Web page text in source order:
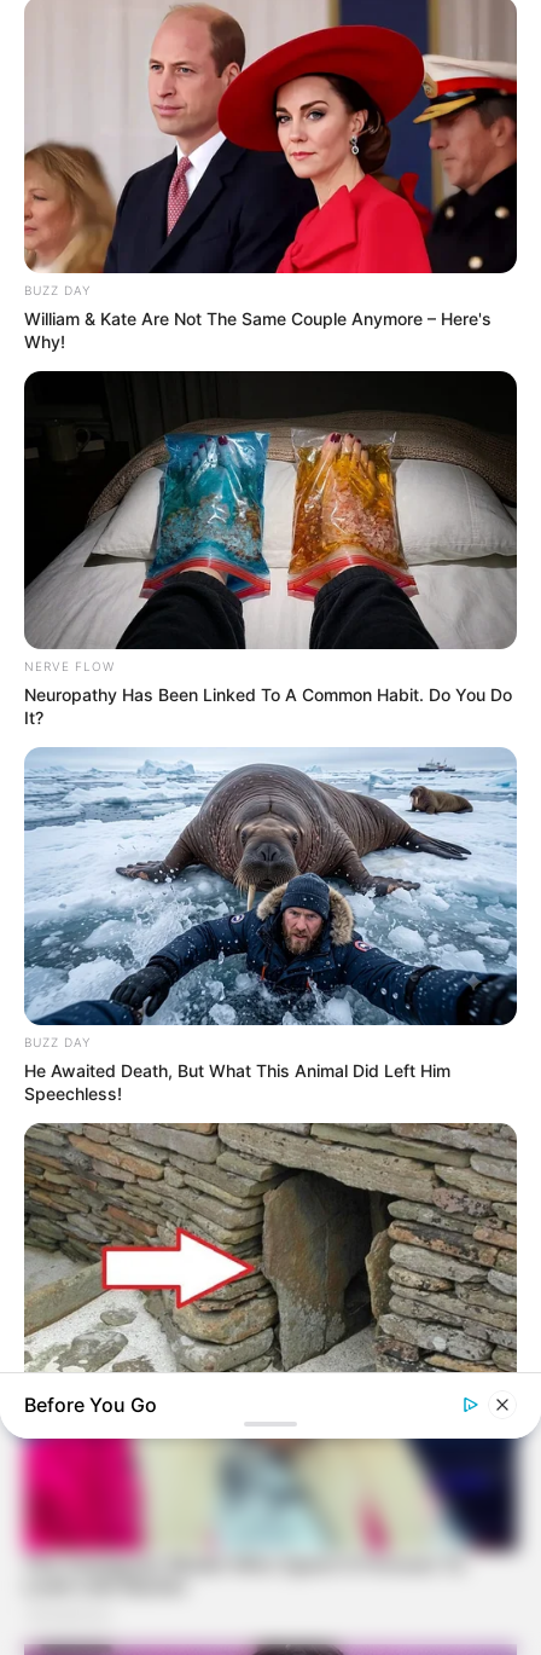
BUZZ DAY
William & Kate Are Not The Same Couple Anymore – Here's
Why!
NERVE FLOW
Neuropathy Has Been Linked To A Common Habit. Do You Do
It?
BUZZ DAY
He Awaited Death, But What This Animal Did Left Him
Speechless!
HABERION
He Opened The Secret Door And Instantly Regretted It!
Before You Go